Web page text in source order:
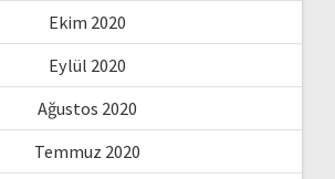
Ekim 2020
Eylül 2020
Ağustos 2020
Temmuz 2020